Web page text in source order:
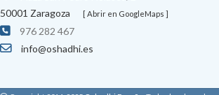
50001 Zaragoza
[ Abrir en GoogleMaps ]
976 282 467
info@oshadhi.es